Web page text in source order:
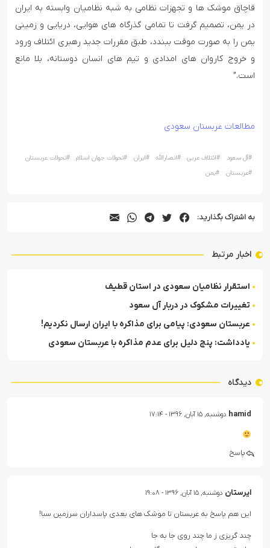
قاچاق موشک ها و تجهزات نظامی به شبه نظامیان وابسته به ایران
در یمن، تصمیم گرفت تا تمامی گذرگاه های هوایی، دریایی و زمینی
یمن را به صورت موقت ببندد، طبق مقررات جدید رهبری ائتلاف ورود
و خروج کاروان های امدادی و تیم های انسان دوستانه، بلا مانع
است.”
مطالعات عربستان سعودی
#آل سعود #ائتلاف عربی #انصارالله #ایران #تحولات جهان اسلام #تحولات عربستان
#عربستان #یمن
به اشتراک بگذارید:
اخبار مرتبط
استقرار نظامیان سعودی در استان قطیف
تغییرات مشکوک در دربار آل سعود
عربستان سعودی: پیامی برای مذاکره با ایران ارسال نکردیم!
یادداشت: پنج دلیل برای عدم مذاکره با عربستان سعودی
دیدگاه
hamid دوشنبه, ۱۵ آبان, ۱۳۹۶ - ۱۷:۱۴
پاسخ
ایرستان دوشنبه, ۱۵ آبان, ۱۳۹۶ - ۱۹:۰۸
این هم پاسخ به عربستان تا موشک های بعدی پاسداران سرزمین سبا!
چند گریزی ز ما چند روی جا به جا